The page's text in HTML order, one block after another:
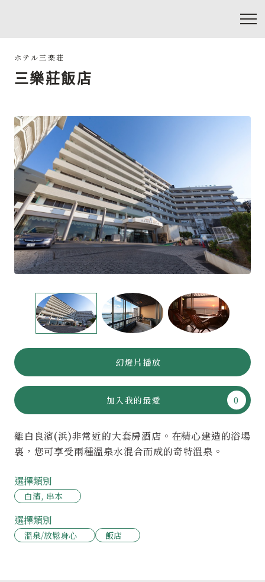
三樂莊飯店
離白良濱(浜)非常近的大套房酒店。在精心建造的浴場
裏，您可享受兩種溫泉水混合而成的奇特溫泉。
幻燈片播放
加入我的最愛
選擇類別
白濱, 串本
選擇類別
溫泉/放鬆身心 飯店